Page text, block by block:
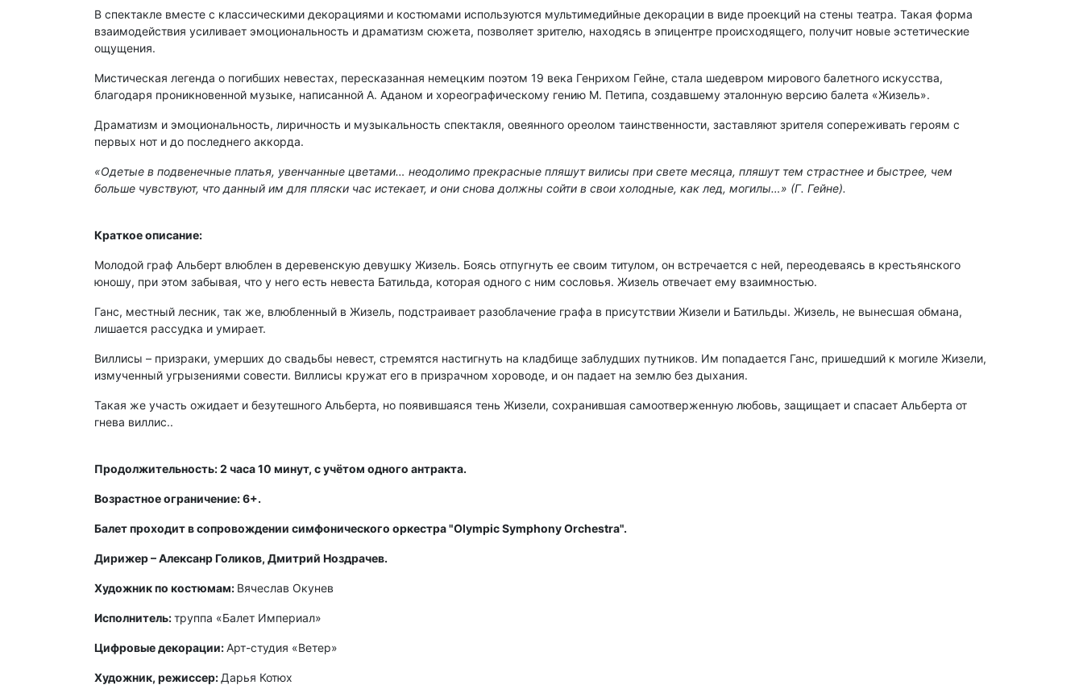
В спектакле вместе с классическими декорациями и костюмами используются мультимедийные декорации в виде проекций на стены театра. Такая форма
взаимодействия усиливает эмоциональность и драматизм сюжета, позволяет зрителю, находясь в эпицентре происходящего, получит новые эстетические
ощущения.
Мистическая легенда о погибших невестах, пересказанная немецким поэтом 19 века Генрихом Гейне, стала шедевром мирового балетного искусства,
благодаря проникновенной музыке, написанной А. Аданом и хореографическому гению М. Петипа, создавшему эталонную версию балета «Жизель».
Драматизм и эмоциональность, лиричность и музыкальность спектакля, овеянного ореолом таинственности, заставляют зрителя сопереживать героям с
первых нот и до последнего аккорда.
«Одетые в подвенечные платья, увенчанные цветами… неодолимо прекрасные пляшут вилисы при свете месяца, пляшут тем страстнее и быстрее, чем
больше чувствуют, что данный им для пляски час истекает, и они снова должны сойти в свои холодные, как лед, могилы…» (Г. Гейне).
Краткое описание:
Молодой граф Альберт влюблен в деревенскую девушку Жизель. Боясь отпугнуть ее своим титулом, он встречается с ней, переодеваясь в крестьянского
юношу, при этом забывая, что у него есть невеста Батильда, которая одного с ним сословья. Жизель отвечает ему взаимностью.
Ганс, местный лесник, так же, влюбленный в Жизель, подстраивает разоблачение графа в присутствии Жизели и Батильды. Жизель, не вынесшая обмана,
лишается рассудка и умирает.
Виллисы – призраки, умерших до свадьбы невест, стремятся настигнуть на кладбище заблудших путников. Им попадается Ганс, пришедший к могиле Жизели,
измученный угрызениями совести. Виллисы кружат его в призрачном хороводе, и он падает на землю без дыхания.
Такая же участь ожидает и безутешного Альберта, но появившаяся тень Жизели, сохранившая самоотверженную любовь, защищает и спасает Альберта от
гнева виллис..
Продолжительность: 2 часа 10 минут, с учётом одного антракта.
Возрастное ограничение: 6+.
Балет проходит в сопровождении симфонического оркестра "Olympic Symphony Orchestra".
Дирижер – Алексанр Голиков, Дмитрий Ноздрачев.
Художник по костюмам: Вячеслав Окунев
Исполнитель:труппа «Балет Империал»
Цифровые декорации:Арт-студия «Ветер»
Художник, режиссер: Дарья Котюх